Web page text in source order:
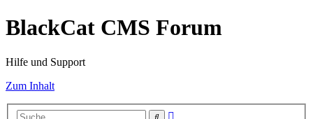
BlackCat CMS Forum
Hilfe und Support
Zum Inhalt
Suche